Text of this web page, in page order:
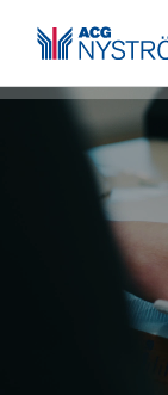
innehållet